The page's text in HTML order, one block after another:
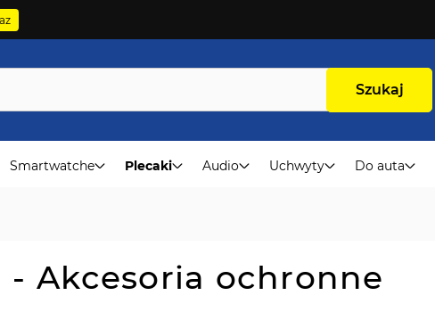
Szukaj
Smartwatche Plecaki Audio Uchwyty Do auta
Akcesoria ochronne